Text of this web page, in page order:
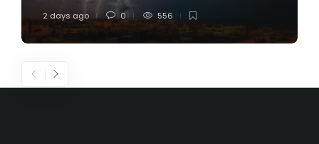
2 days ago 0 556